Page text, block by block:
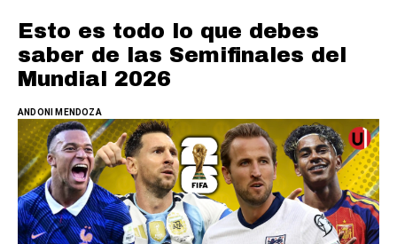
Esto es todo lo que debes
saber de las Semifinales del
Mundial 2026
ANDONI MENDOZA